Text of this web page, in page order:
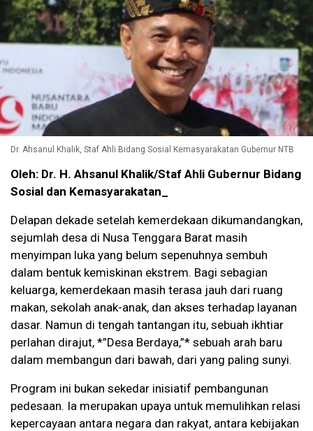
Dr. Ahsanul Khalik, Staf Ahli Bidang Sosial Kemasyarakatan Gubernur NTB
Oleh: Dr. H. Ahsanul Khalik/Staf Ahli Gubernur Bidang
Sosial dan Kemasyarakatan_
Delapan dekade setelah kemerdekaan dikumandangkan,
sejumlah desa di Nusa Tenggara Barat masih
menyimpan luka yang belum sepenuhnya sembuh
dalam bentuk kemiskinan ekstrem. Bagi sebagian
keluarga, kemerdekaan masih terasa jauh dari ruang
makan, sekolah anak-anak, dan akses terhadap layanan
dasar. Namun di tengah tantangan itu, sebuah ikhtiar
perlahan dirajut, *”Desa Berdaya,”* sebuah arah baru
dalam membangun dari bawah, dari yang paling sunyi.
Program ini bukan sekedar inisiatif pembangunan
pedesaan. Ia merupakan upaya untuk memulihkan relasi
kepercayaan antara negara dan rakyat, antara kebijakan